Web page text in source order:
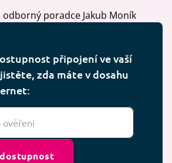
odborný poradce Jakub Moník
připojení ve vaší
zda máte v dosahu